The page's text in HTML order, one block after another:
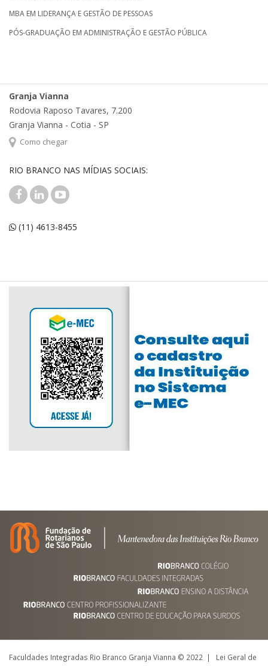
MBA EM LIDERANÇA E GESTÃO DE PESSOAS
PÓS-GRADUAÇÃO EM ADMINISTRAÇÃO E GESTÃO PÚBLICA
Granja Vianna
Rodovia Raposo Tavares, 7.200
Granja Vianna - Cotia - SP
Como chegar
RIO BRANCO NAS MÍDIAS SOCIAIS:
(11) 4613-8455
Faculdades Integradas Rio Branco Granja Vianna © 2022 | Lei Geral de